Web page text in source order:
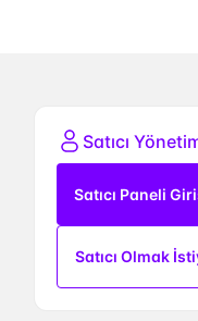
Satıcı
Satıcı Paneli
Satıcı Olmak